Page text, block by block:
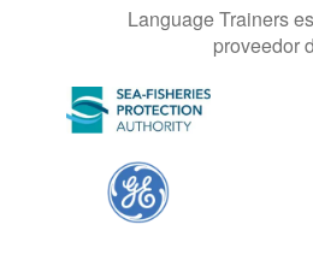
Language Trainers
proveedor